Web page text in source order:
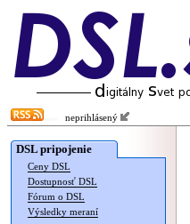
neprihlásený
DSL pripojenie
Ceny DSL
Dostupnosť DSL
Fórum o DSL
Výsledky meraní